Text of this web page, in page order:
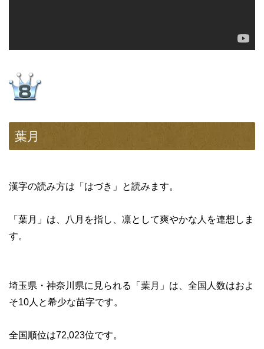
葉月
漢字の読み方は「はづき」と読みます。
「葉月」は、八月を指し、凛として爽やかな人を連想しま
す。
埼玉県・神奈川県に見られる「葉月」は、全国人数はおよ
そ10人と希少な苗字です。
全国順位は72,023位です。